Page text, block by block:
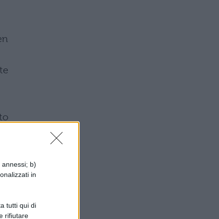
b)
in
tutti qui di
rifiutare